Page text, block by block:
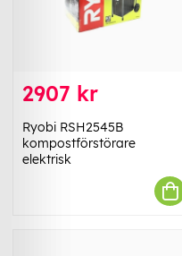
2907 kr
Ryobi RSH2545B
kompostförstörare
elektrisk